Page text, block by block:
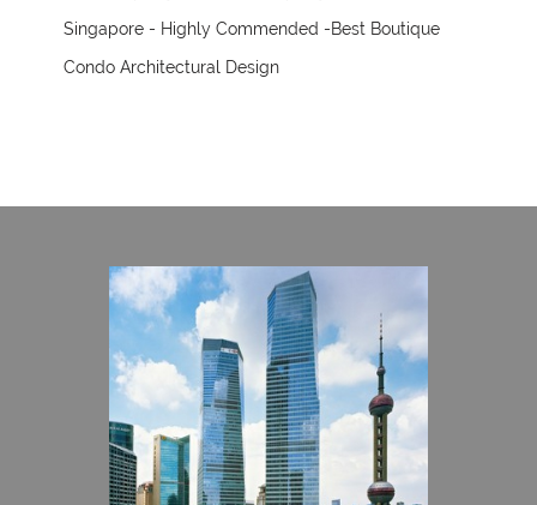
Singapore - Highly Commended -Best Boutique
Condo Architectural Design